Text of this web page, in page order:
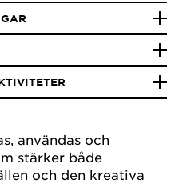
användas och
stärker både
och den kreativa